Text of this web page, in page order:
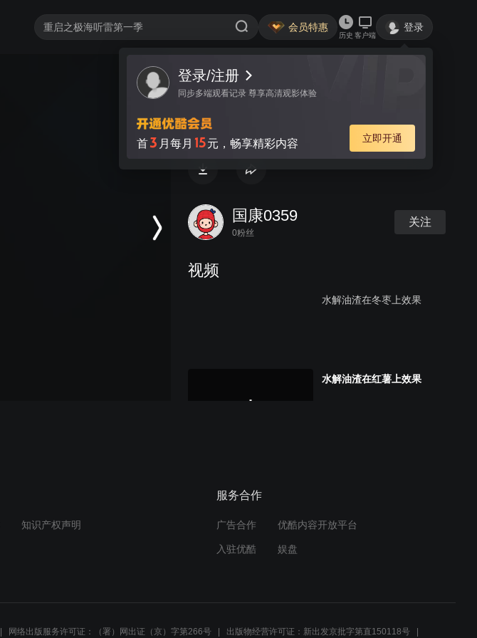
会员特惠
历史 客户端
登录
登录/注册
同步多端观看记录 尊享高清观影体验
首3 月每月 15元，畅享精彩内容 立即开通
视频 讨论
水解油渣在红薯上效果
国康0359
0粉丝
关注
视频
水解油渣在冬枣上效果
水解油渣在红薯上效果
知识产权声明
服务合作
广告合作 优酷内容开放平台
入驻优酷 娱盘
网络出版服务许可证：（署）网出证（京）字第266号 出版物经营许可证：新出发京批字第直150118号